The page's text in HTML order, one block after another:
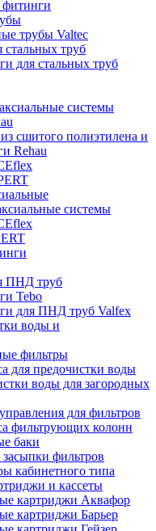
трубы Valtec
труб
для стальных труб
системы
сшитого полиэтилена и
Rehau
системы
ПНД труб
Tebo
для ПНД труб Valfex
воды и
фильтры
для предочистки воды
воды для загородных
для фильтров
фильтрующих колонн
баки
фильтров
кабинетного типа
и кассеты
картриджи Аквафор
картриджи Барьер